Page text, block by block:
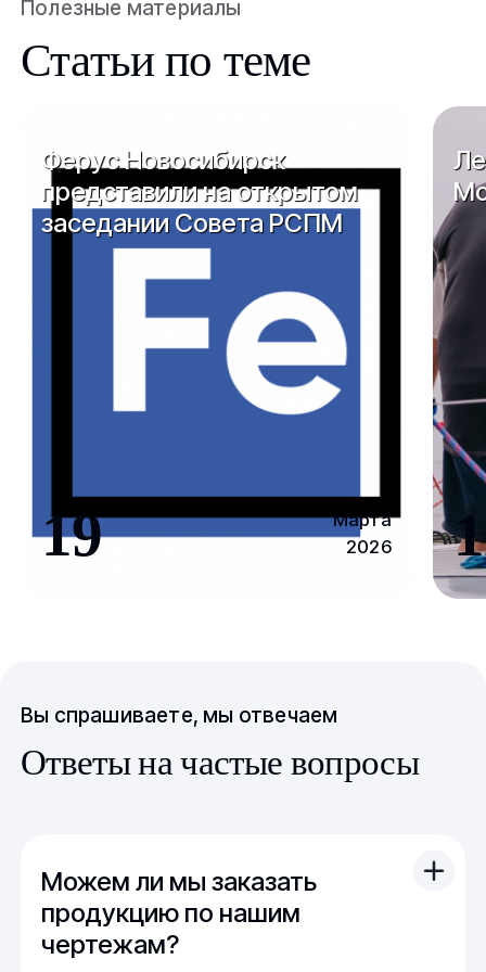
Полезные материалы
Статьи по теме
Ферус Новосибирск
представили на открытом
заседании Совета РСПМ
19
Марта
2026
Вы спрашиваете, мы отвечаем
Ответы на частые вопросы
Можем ли мы заказать
продукцию по нашим
чертежам?